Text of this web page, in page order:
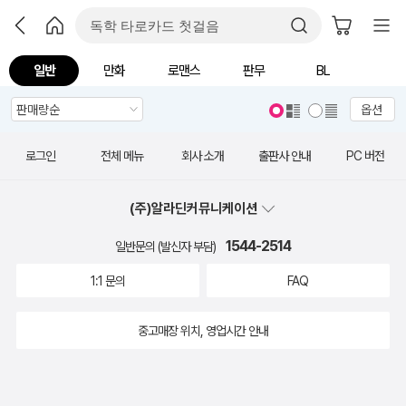
일반 만화 로맨스 판무 BL
옵션
로그인 전체 메뉴 회사 소개 출판사 안내 PC 버전
(주)알라딘커뮤니케이션
일반문의 (발신자 부담) 1544-2514
1:1 문의 FAQ
중고매장 위치, 영업시간 안내